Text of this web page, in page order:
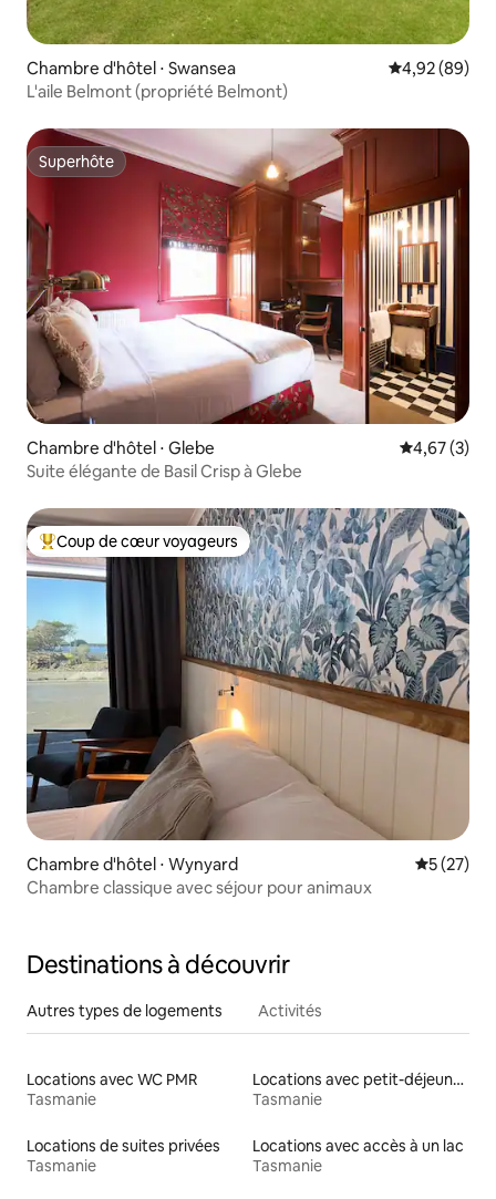
Chambre d'hôtel ⋅ Swansea Évaluation
4,92 (89)
L'aile Belmont (propriété Belmont)
Superhôte
Superhôte
Chambre d'hôtel ⋅ Glebe Évaluation
4,67 (3)
Suite élégante de Basil Crisp à Glebe
Coups de cœur voyageurs les plus appréciés
Coup de cœur voyageurs
Chambre d'hôtel ⋅ Wynyard
5 (27)
Chambre classique avec séjour pour animaux
Destinations à découvrir
Autres types de logements Activités
Locations avec WC PMR
Tasmanie
Locations avec petit-déjeuner
Tasmanie
Locations de suites privées
Tasmanie
Locations avec accès à un lac
Tasmanie